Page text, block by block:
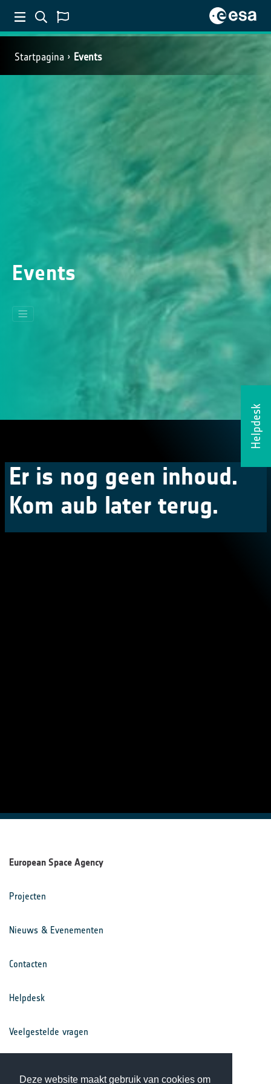
Deze website maakt gebruik van cookies om
Startpagina Events
Helpdesk
Events
Er is nog geen inhoud.
Kom aub later terug.
European Space Agency
Projecten
Nieuws & Evenementen
Contacten
Helpdesk
Veelgestelde vragen